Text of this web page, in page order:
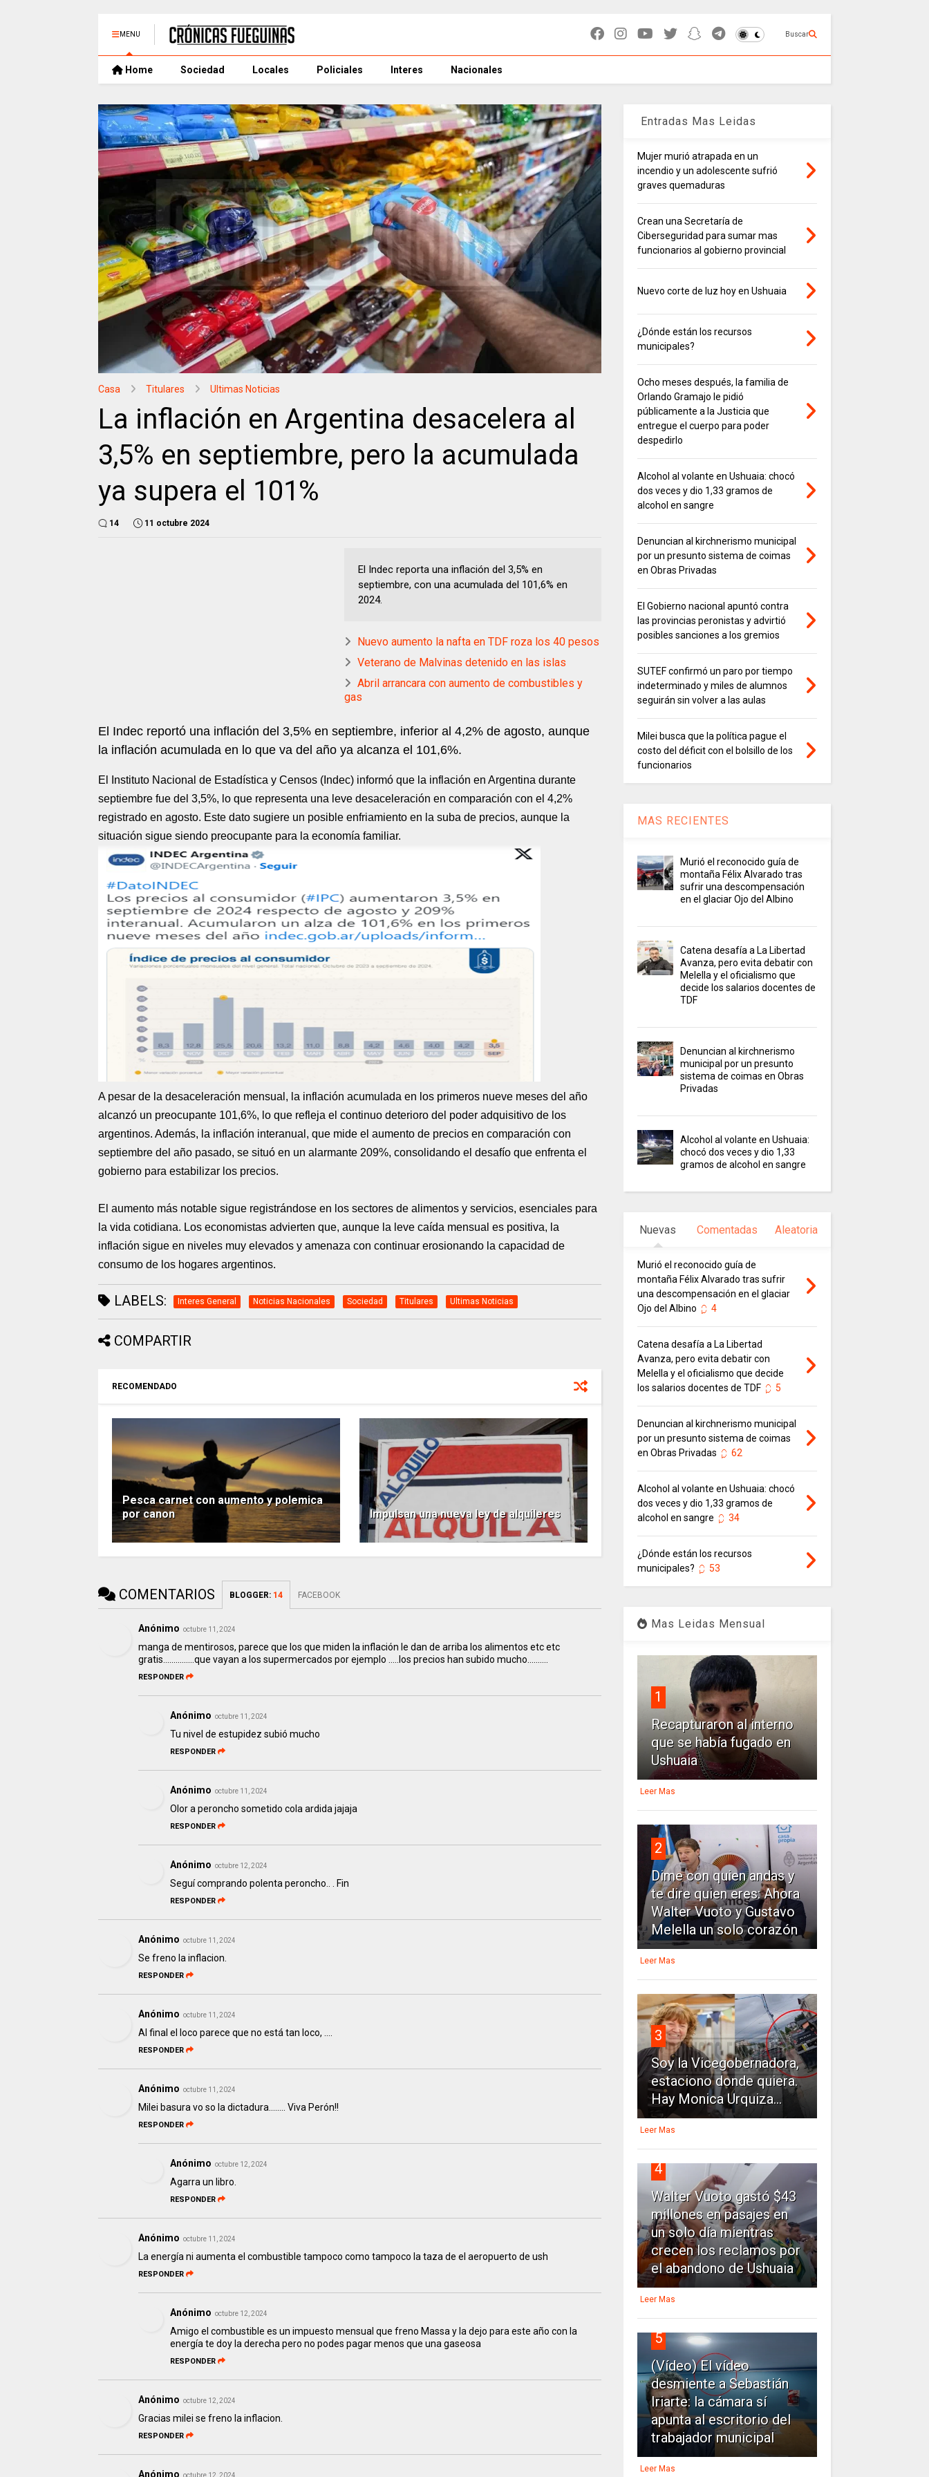
MENU Buscar
Home Sociedad Locales Policiales Interes Nacionales
Casa Titulares Ultimas Noticias
La inflación en Argentina desacelera al
3,5% en septiembre, pero la acumulada
ya supera el 101%
14 11 octubre 2024
El Indec reporta una inflación del 3,5% en
septiembre, con una acumulada del 101,6% en
2024.
Nuevo aumento la nafta en TDF roza los 40 pesos
Veterano de Malvinas detenido en las islas
Abril arrancara con aumento de combustibles y
gas
El Indec reportó una inflación del 3,5% en septiembre, inferior al 4,2% de agosto, aunque
la inflación acumulada en lo que va del año ya alcanza el 101,6%.
El Instituto Nacional de Estadística y Censos (Indec) informó que la inflación en Argentina durante
septiembre fue del 3,5%, lo que representa una leve desaceleración en comparación con el 4,2%
registrado en agosto. Este dato sugiere un posible enfriamiento en la suba de precios, aunque la
situación sigue siendo preocupante para la economía familiar.
A pesar de la desaceleración mensual, la inflación acumulada en los primeros nueve meses del año
alcanzó un preocupante 101,6%, lo que refleja el continuo deterioro del poder adquisitivo de los
argentinos. Además, la inflación interanual, que mide el aumento de precios en comparación con
septiembre del año pasado, se situó en un alarmante 209%, consolidando el desafío que enfrenta el
gobierno para estabilizar los precios.
El aumento más notable sigue registrándose en los sectores de alimentos y servicios, esenciales para
la vida cotidiana. Los economistas advierten que, aunque la leve caída mensual es positiva, la
inflación sigue en niveles muy elevados y amenaza con continuar erosionando la capacidad de
consumo de los hogares argentinos.
LABELS: Interes General Noticias Nacionales Sociedad Titulares Ultimas Noticias
COMPARTIR
RECOMENDADO
Pesca carnet con aumento y polemica
por canon
Impulsan una nueva ley de alquileres
COMENTARIOS BLOGGER: 14 FACEBOOK
Anónimo octubre 11, 2024
manga de mentirosos, parece que los que miden la inflación le dan de arriba los alimentos etc etc
gratis...............que vayan a los supermercados por ejemplo .....los precios han subido mucho..........
RESPONDER
Anónimo octubre 11, 2024
Tu nivel de estupidez subió mucho
RESPONDER
Anónimo octubre 11, 2024
Olor a peroncho sometido cola ardida jajaja
RESPONDER
Anónimo octubre 12, 2024
Seguí comprando polenta peroncho.. . Fin
RESPONDER
Anónimo octubre 11, 2024
Se freno la inflacion.
RESPONDER
Anónimo octubre 11, 2024
Al final el loco parece que no está tan loco, ....
RESPONDER
Anónimo octubre 11, 2024
Milei basura vo so la dictadura........ Viva Perón!!
RESPONDER
Anónimo octubre 12, 2024
Agarra un libro.
RESPONDER
Anónimo octubre 11, 2024
La energía ni aumenta el combustible tampoco como tampoco la taza de el aeropuerto de ush
RESPONDER
Anónimo octubre 12, 2024
Amigo el combustible es un impuesto mensual que freno Massa y la dejo para este año con la
energía te doy la derecha pero no podes pagar menos que una gaseosa
RESPONDER
Anónimo octubre 12, 2024
Gracias milei se freno la inflacion.
RESPONDER
Anónimo octubre 12, 2024
Entradas Mas Leidas
Mujer murió atrapada en un
incendio y un adolescente sufrió
graves quemaduras
Crean una Secretaría de
Ciberseguridad para sumar mas
funcionarios al gobierno provincial
Nuevo corte de luz hoy en Ushuaia
¿Dónde están los recursos
municipales?
Ocho meses después, la familia de
Orlando Gramajo le pidió
públicamente a la Justicia que
entregue el cuerpo para poder
despedirlo
Alcohol al volante en Ushuaia: chocó
dos veces y dio 1,33 gramos de
alcohol en sangre
Denuncian al kirchnerismo municipal
por un presunto sistema de coimas
en Obras Privadas
El Gobierno nacional apuntó contra
las provincias peronistas y advirtió
posibles sanciones a los gremios
SUTEF confirmó un paro por tiempo
indeterminado y miles de alumnos
seguirán sin volver a las aulas
Milei busca que la política pague el
costo del déficit con el bolsillo de los
funcionarios
MAS RECIENTES
Murió el reconocido guía de
montaña Félix Alvarado tras
sufrir una descompensación
en el glaciar Ojo del Albino
Catena desafía a La Libertad
Avanza, pero evita debatir con
Melella y el oficialismo que
decide los salarios docentes de
TDF
Denuncian al kirchnerismo
municipal por un presunto
sistema de coimas en Obras
Privadas
Alcohol al volante en Ushuaia:
chocó dos veces y dio 1,33
gramos de alcohol en sangre
Nuevas Comentadas Aleatoria
Murió el reconocido guía de
montaña Félix Alvarado tras sufrir
una descompensación en el glaciar
Ojo del Albino
4
Catena desafía a La Libertad
Avanza, pero evita debatir con
Melella y el oficialismo que decide
los salarios docentes de TDF
5
Denuncian al kirchnerismo municipal
por un presunto sistema de coimas
en Obras Privadas
62
Alcohol al volante en Ushuaia: chocó
dos veces y dio 1,33 gramos de
alcohol en sangre
34
¿Dónde están los recursos
municipales?
53
Mas Leidas Mensual
1
Recapturaron al interno
que se había fugado en
Ushuaia
Leer Mas
2
Dime con quien andas y
te dire quien eres: Ahora
Walter Vuoto y Gustavo
Melella un solo corazón
Leer Mas
3
Soy la Vicegobernadora,
estaciono donde quiera.
Hay Monica Urquiza...
Leer Mas
4
Walter Vuoto gastó $43
millones en pasajes en
un solo día mientras
crecen los reclamos por
el abandono de Ushuaia
Leer Mas
5
(Vídeo) El vídeo
desmiente a Sebastián
Iriarte: la cámara sí
apunta al escritorio del
trabajador municipal
Leer Mas